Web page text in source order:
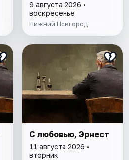
9 августа 2026 •
воскресенье
Нижний Новгород
С любовью, Эрнест
11 августа 2026 •
вторник